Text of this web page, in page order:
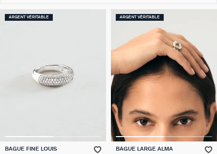
ARGENT VÉRITABLE
BAGUE FINE LOUIS
ARGENT VÉRITABLE
BAGUE LARGE ALMA